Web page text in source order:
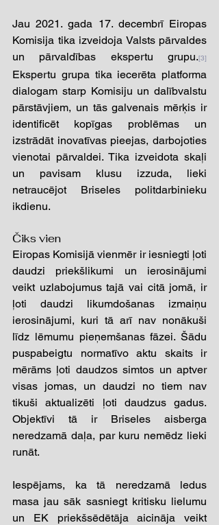
Jau 2021. gada 17. decembrī Eiropas
Komisija tika izveidoja Valsts pārvaldes
un pārvaldības ekspertu grupu.[3]
Ekspertu grupa tika iecerēta platforma
dialogam starp Komisiju un dalībvalstu
pārstāvjiem, un tās galvenais mērķis ir
identificēt kopīgas problēmas un
izstrādāt inovatīvas pieejas, darbojoties
vienotai pārvaldei. Tika izveidota skaļi
un pavisam klusu izzuda, lieki
netraucējot Briseles politdarbinieku
ikdienu.
Čiks vien
Eiropas Komisijā vienmēr ir iesniegti ļoti
daudzi priekšlikumi un ierosinājumi
veikt uzlabojumus tajā vai citā jomā, ir
ļoti daudzi likumdošanas izmaiņu
ierosinājumi, kuri tā arī nav nonākuši
līdz lēmumu pieņemšanas fāzei. Šādu
puspabeigtu normatīvo aktu skaits ir
mērāms ļoti daudzos simtos un aptver
visas jomas, un daudzi no tiem nav
tikuši aktualizēti ļoti daudzus gadus.
Objektīvi tā ir Briseles aisberga
neredzamā daļa, par kuru nemēdz lieki
runāt.
Iespējams, ka tā neredzamā ledus
masa jau sāk sasniegt kritisku lielumu
un EK priekšsēdētāja aicināja veikt